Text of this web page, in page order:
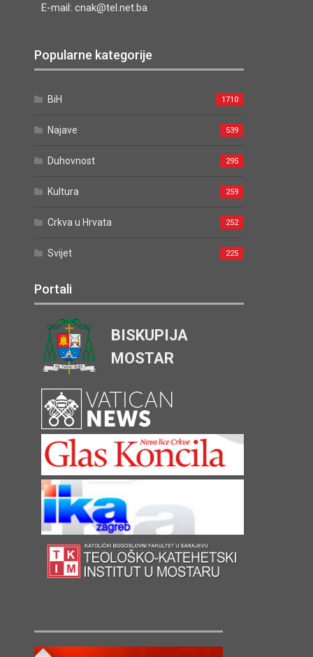
E-mail: cnak@tel.net.ba
Popularne kategorije
BiH 1710
Najave 539
Duhovnost 295
Kultura 259
Crkva u Hrvata 252
Svijet 225
Portali
BISKUPIJA
MOSTAR